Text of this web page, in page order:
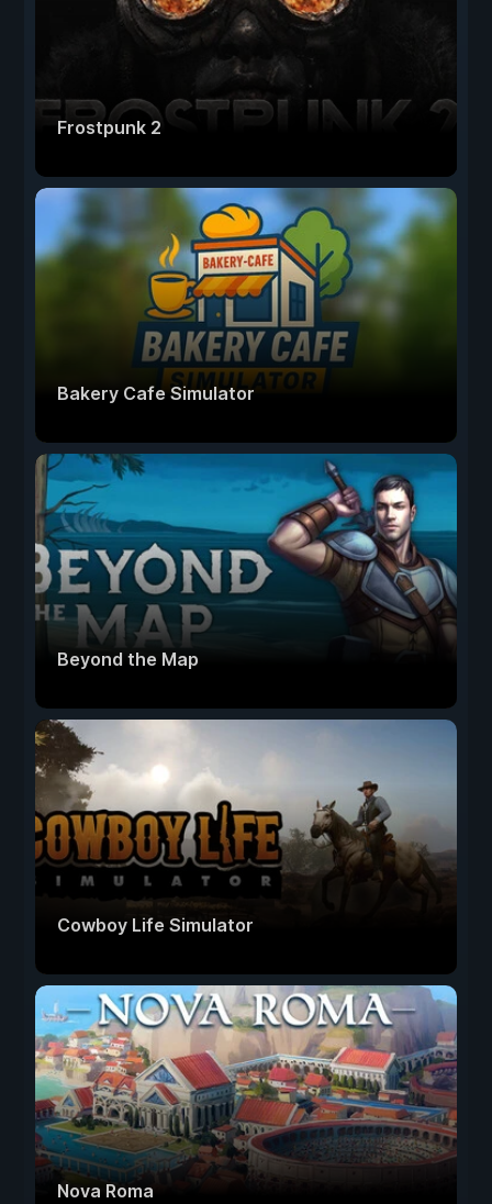
Frostpunk 2
Bakery Cafe Simulator
Beyond the Map
Cowboy Life Simulator
Nova Roma